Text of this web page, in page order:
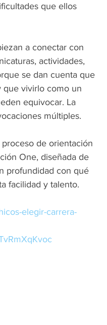
que ellos
a conectar con
actividades,
se dan cuenta que
que vivirlo como un
equivocar. La
múltiples.
de orientación
One, diseñada de
profundidad con qué
facilidad y talento.
elegir-carrera-